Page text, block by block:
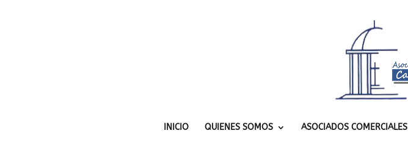
INICIO QUIENES SOMOS ASOCIADOS COMERCIALES